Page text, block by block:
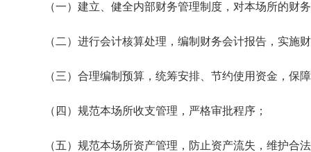
（一）建立、健全内部财务管理制度，对本场所的财
（二）进行会计核算处理，编制财务会计报告，实施
（三）合理编制预算，统筹安排、节约使用资金，保
（四）规范本场所收支管理，严格审批程序；
（五）规范本场所资产管理，防止资产流失，维护合